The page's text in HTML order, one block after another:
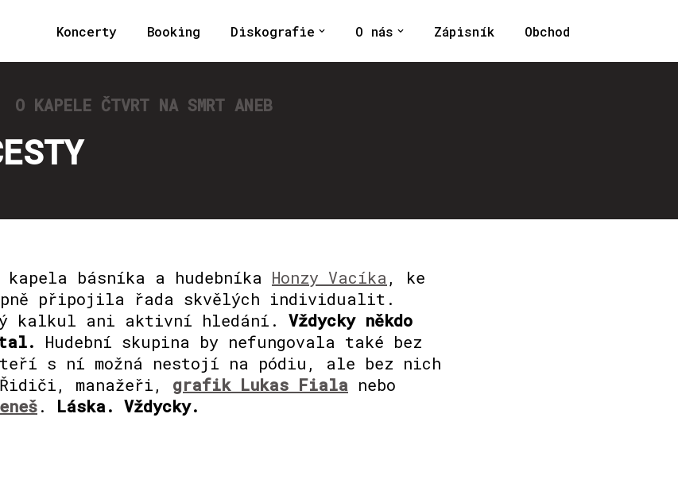
Koncerty Booking Diskografie O nás Zápisník Obchod
O KAPELE ČTVRT NA SMRT ANEB
básníka a hudebníka Honzy Vacíka , ke
připojila řada skvělých individualit.
kalkul ani aktivní hledání. Vždycky někdo
Hudební skupina by nefungovala také bez
s ní možná nestojí na pódiu, ale bez nich
manažeři, grafik Lukas Fiala nebo
. Láska. Vždycky.